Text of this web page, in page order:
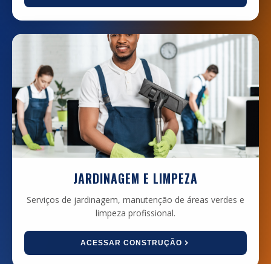
JARDINAGEM E LIMPEZA
Serviços de jardinagem, manutenção de áreas verdes e
limpeza profissional.
ACESSAR CONSTRUÇÃO